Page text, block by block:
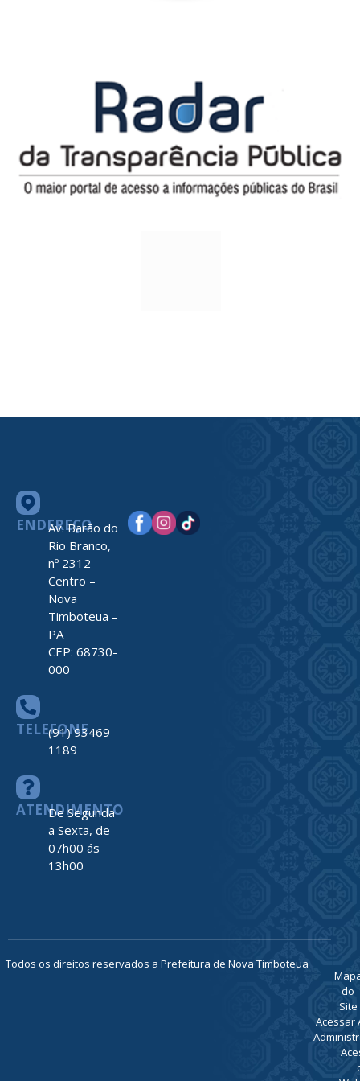
ENDEREÇO
Av. Barão do
Rio Branco,
nº 2312
Centro –
Nova
Timboteua –
PA
CEP: 68730-
000
TELEFONE
(91) 93469-
1189
ATENDIMENTO
De Segunda
a Sexta, de
07h00 ás
13h00
Todos os direitos reservados a Prefeitura de Nova Timboteua
do
Site
Acessar